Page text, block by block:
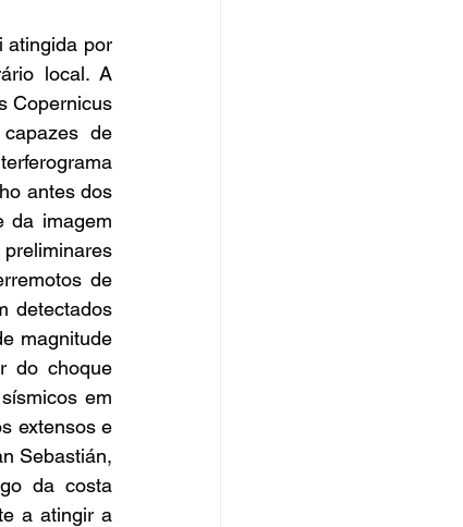
atingida por
local. A
Copernicus
de
antes dos
da imagem
de
detectados
magnitude
do choque
em
extensos e
Sebastián,
da costa
a atingir a